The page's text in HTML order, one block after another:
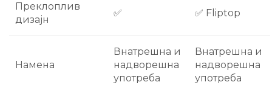
Преклоплив
дизајн
✅ ✅ Fliptop
Намена
Внатрешна и
надворешна
употреба
Внатрешна и
надворешна
употреба